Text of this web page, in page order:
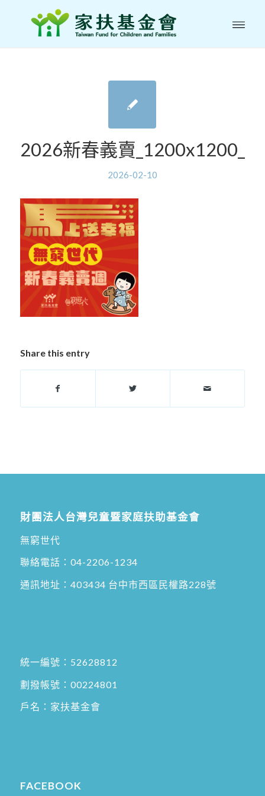
2026新春義賣_1200x1200_
2026-02-10
Share this entry
財團法人台灣兒童暨家庭扶助基金會
無窮世代
聯絡電話： 04-2206-1234
通訊地址： 403434 台中市西區民權路228號
統一編號：52628812
劃撥帳號：00224801
戶名：家扶基金會
FACEBOOK